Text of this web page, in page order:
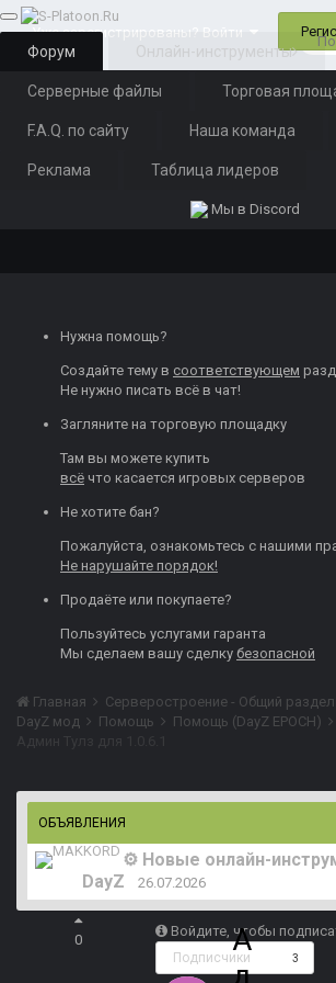
Уже зарегистрированы? Войти
Форум Онлайн-инструменты
Серверные файлы Торговая
F.A.Q. по сайту Наша команда
Реклама Таблица лидеров
Мы в Discord
Нужна помощь?
Создайте тему в соответствующем
Не нужно писать всё в чат!
Загляните на торговую площадку
Там вы можете купить
всё что касается игровых серверов
Не хотите бан?
Пожалуйста, ознакомьтесь с нашими
Не нарушайте порядок!
Продаёте или покупаете?
Пользуйтесь услугами гаранта
Мы сделаем вашу сделку безопасной
Главная
Серверостроение - Общий раздел
DayZ мод
Помощь
Помощь (DayZ EPOCH)
ОБЪЯВЛЕНИЯ
⚙️ Новые онлайн-
DayZ
26.07.2026
0
Войдите, чтобы
Подписчики 3
А
д